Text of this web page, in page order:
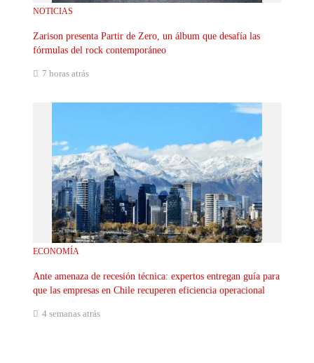
NOTICIAS
Zarison presenta Partir de Zero, un álbum que desafía las
fórmulas del rock contemporáneo
7 horas atrás
ECONOMÍA
Ante amenaza de recesión técnica: expertos entregan guía para
que las empresas en Chile recuperen eficiencia operacional
4 semanas atrás